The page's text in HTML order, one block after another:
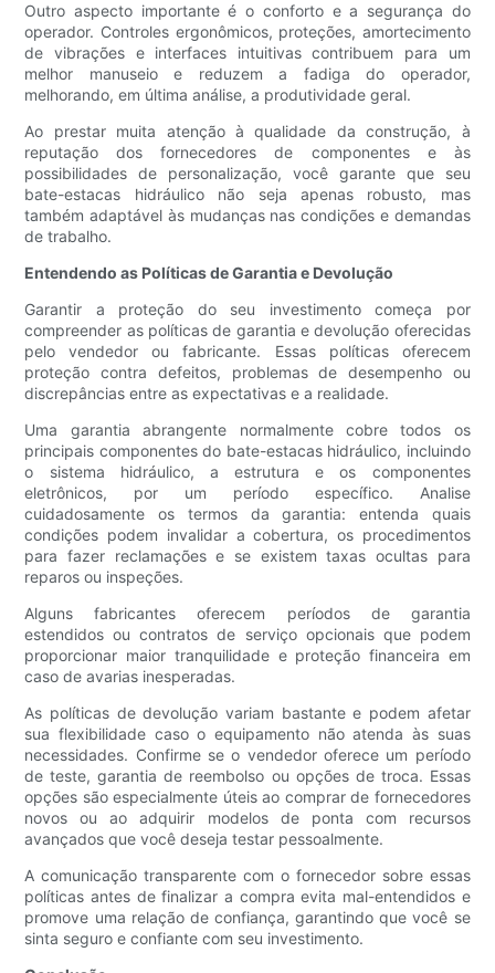
Outro aspecto importante é o conforto e a segurança do
operador. Controles ergonômicos, proteções, amortecimento
de vibrações e interfaces intuitivas contribuem para um
melhor manuseio e reduzem a fadiga do operador,
melhorando, em última análise, a produtividade geral.
Ao prestar muita atenção à qualidade da construção, à
reputação dos fornecedores de componentes e às
possibilidades de personalização, você garante que seu
bate-estacas hidráulico não seja apenas robusto, mas
também adaptável às mudanças nas condições e demandas
de trabalho.
Entendendo as Políticas de Garantia e Devolução
Garantir a proteção do seu investimento começa por
compreender as políticas de garantia e devolução oferecidas
pelo vendedor ou fabricante. Essas políticas oferecem
proteção contra defeitos, problemas de desempenho ou
discrepâncias entre as expectativas e a realidade.
Uma garantia abrangente normalmente cobre todos os
principais componentes do bate-estacas hidráulico, incluindo
o sistema hidráulico, a estrutura e os componentes
eletrônicos, por um período específico. Analise
cuidadosamente os termos da garantia: entenda quais
condições podem invalidar a cobertura, os procedimentos
para fazer reclamações e se existem taxas ocultas para
reparos ou inspeções.
Alguns fabricantes oferecem períodos de garantia
estendidos ou contratos de serviço opcionais que podem
proporcionar maior tranquilidade e proteção financeira em
caso de avarias inesperadas.
As políticas de devolução variam bastante e podem afetar
sua flexibilidade caso o equipamento não atenda às suas
necessidades. Confirme se o vendedor oferece um período
de teste, garantia de reembolso ou opções de troca. Essas
opções são especialmente úteis ao comprar de fornecedores
novos ou ao adquirir modelos de ponta com recursos
avançados que você deseja testar pessoalmente.
A comunicação transparente com o fornecedor sobre essas
políticas antes de finalizar a compra evita mal-entendidos e
promove uma relação de confiança, garantindo que você se
sinta seguro e confiante com seu investimento.